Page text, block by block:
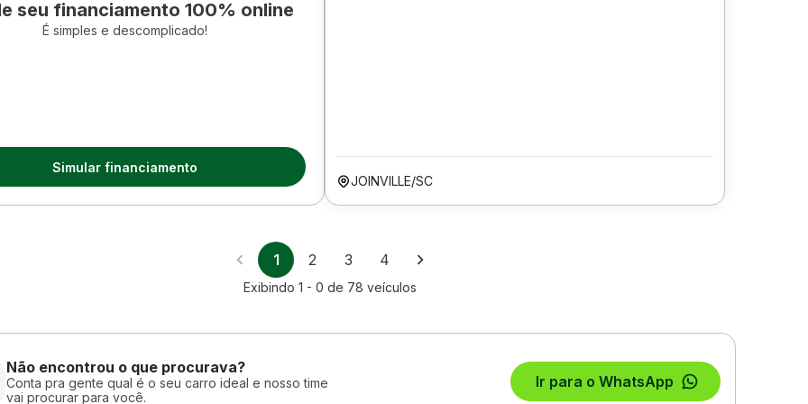
seu financiamento 100% online
É simples e descomplicado!
Simular financiamento
JOINVILLE/SC
1 2 3 4
Exibindo 1 - 0 de 78 veículos
Não encontrou o que procurava?
Conta pra gente qual é o seu carro ideal e nosso time
vai procurar para você.
Ir para o WhatsApp